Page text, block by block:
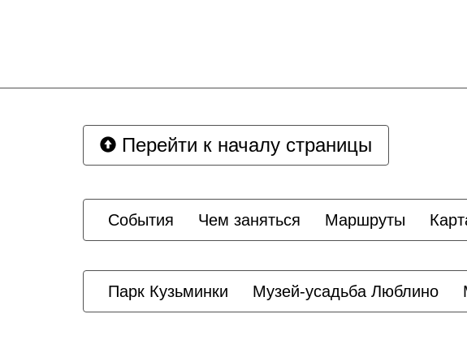
Перейти к началу страницы
Cобытия Чем заняться Маршруты
Парк Кузьминки Музей-усадьба Люблино